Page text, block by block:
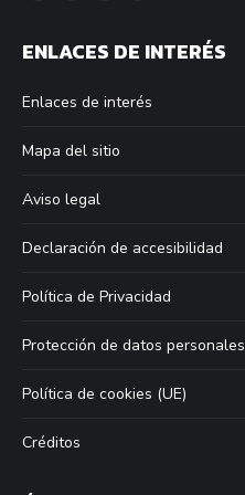
opens
new
window
opens
new
window
opens
new
window
opens
new
ENLACES DE INTERÉS
Enlaces de interés
Mapa del sitio
Aviso legal
Declaración de accesibilidad
Política de Privacidad
Protección de datos personales
Política de cookies (UE)
Créditos